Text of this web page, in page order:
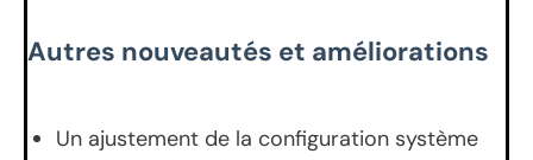
Autres nouveautés et améliorations
Un ajustement de la configuration système